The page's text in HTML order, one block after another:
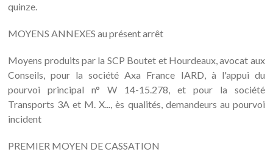
quinze.
MOYENS ANNEXES au présent arrêt
Moyens produits par la SCP Boutet et Hourdeaux, avocat aux
Conseils, pour la société Axa France IARD, à l'appui du
pourvoi principal n° W 14-15.278, et pour la société
Transports 3A et M. X..., ès qualités, demandeurs au pourvoi
incident
PREMIER MOYEN DE CASSATION